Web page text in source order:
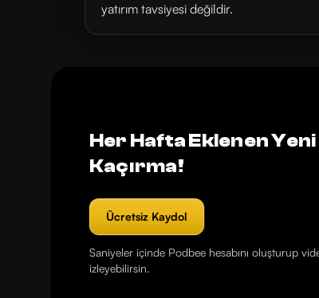
yatırım tavsiyesi değildir.
Her Hafta Eklenen
Kaçırma!
Ücretsiz Kaydol
Saniyeler içinde Podbee hesabını oluşturup
izleyebilirsin.